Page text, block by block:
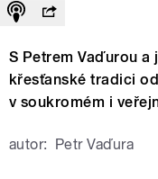
S Petrem Vaďurou a
křesťanské tradici
v soukromém i
autor: Petr Vaďura